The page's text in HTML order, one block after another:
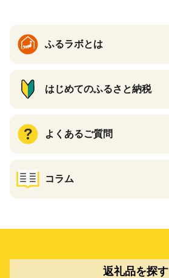
ふるラボとは
はじめてのふるさと納税
よくあるご質問
コラム
返礼品を探す